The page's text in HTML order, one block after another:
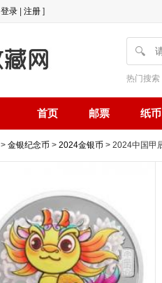
登录 注册 ]
🔍
热门搜索
首页 邮票 纸币
> 金银纪念币 > 2024金银币 > 2024中国甲